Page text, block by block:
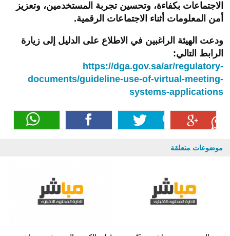
الاجتماعات بكفاءة، وتحسين تجربة المستخدمين، وتعزيز
أمن المعلومات أثناء الاجتماعات الرقمية.
ودعت الهيئة الراغبين في الاطلاع على الدليل إلى زيارة
الرابط التالي:
https://dga.gov.sa/ar/regulatory-
documents/guideline-use-of-virtual-meeting-
systems-applications
موضوعات متعلقة